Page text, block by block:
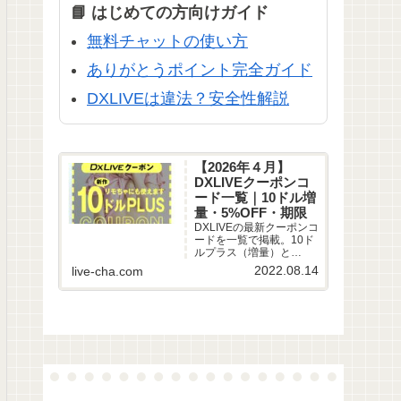
📘 はじめての方向けガイド
無料チャットの使い方
ありがとうポイント完全ガイド
DXLIVEは違法？安全性解説
【2026年４月】
DXLIVEクーポンコ
ード一覧｜10ドル増
量・5%OFF・期限
DXLIVEの最新クーポンコ
ードを一覧で掲載。10ド
ルプラス（増量）と
5%OFFの違い、どっちが
お得かの目安、有効期限
（2026年2月28日）まで
live-cha.com 2022.08.14